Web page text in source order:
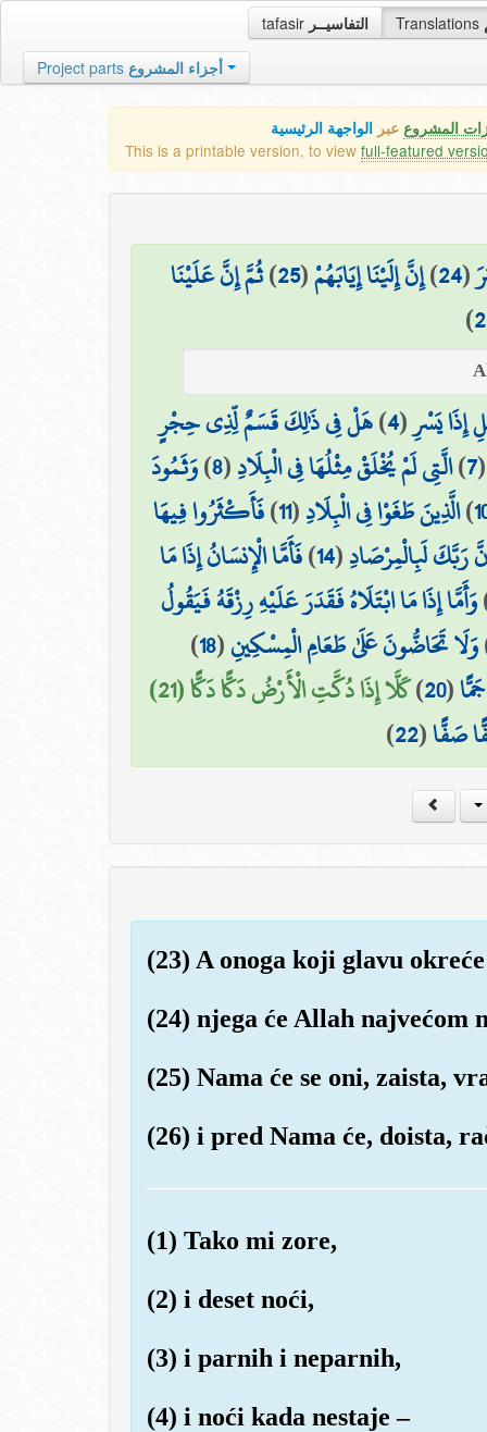
tafasir التفاسيــر Translations
Project parts أجزاء المشروع
المشروع عبر الواجهة الرئيسية
This is a printable version, to view full-featured
(
24
)إِنَّ إِلَيْنَا إِيَابَهُمْ(
25
)ثُمَّ إِنَّ عَلَيْنَا
)
إِذَا يَسْرِ(
4
)هَلْ فِي ذَٰلِكَ قَسَمٌ لِّذِي حِجْرٍ
7
)الَّتِي لَمْ يُخْلَقْ مِثْلُهَا فِي الْبِلَادِ(
8
)وَثَمُودَ
)الَّذِينَ طَغَوْا فِي الْبِلَادِ(
11
)فَأَكْثَرُوا فِيهَا
رَبَّكَ لَبِالْمِرْصَادِ(
14
)فَأَمَّا الْإِنسَانُ إِذَا مَا
وَأَمَّا إِذَا مَا ابْتَلَاهُ فَقَدَرَ عَلَيْهِ رِزْقَهُ فَيَقُولُ
وَلَا تَحَاضُّونَ عَلَىٰ طَعَامِ الْمِسْكِينِ(
18
)
(
20
)كَلَّا إِذَا دُكَّتِ الْأَرْضُ دَكًّا دَكًّا (21)
صَفًّا(
22
)
(23) A onoga koji glavu
(24) njega će Allah najvećom
(25) Nama će se oni, zaista,
(26) i pred Nama će, doista,
(1) Tako mi zore,
(2) i deset noći,
(3) i parnih i neparnih,
(4) i noći kada nestaje –